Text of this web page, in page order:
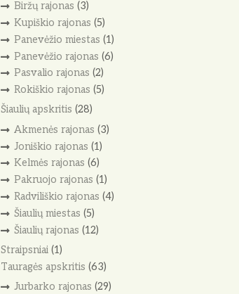
Biržų rajonas (3)
Kupiškio rajonas (5)
Panevėžio miestas (1)
Panevėžio rajonas (6)
Pasvalio rajonas (2)
Rokiškio rajonas (5)
Šiaulių apskritis (28)
Akmenės rajonas (3)
Joniškio rajonas (1)
Kelmės rajonas (6)
Pakruojo rajonas (1)
Radviliškio rajonas (4)
Šiaulių miestas (5)
Šiaulių rajonas (12)
Straipsniai (1)
Tauragės apskritis (63)
Jurbarko rajonas (29)